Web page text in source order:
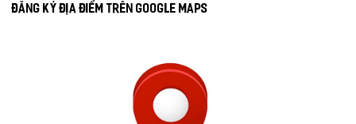
Đăng ký địa điểm trên Google Maps